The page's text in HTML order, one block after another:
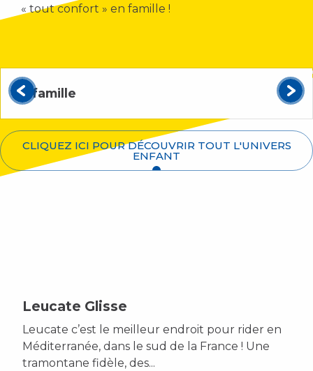
« tout confort » en famille !
En famille
CLIQUEZ ICI POUR DÉCOUVRIR TOUT L'UNIVERS
ENFANT
Leucate Glisse
Leucate c’est le meilleur endroit pour rider en
Méditerranée, dans le sud de la France ! Une
tramontane fidèle, des...